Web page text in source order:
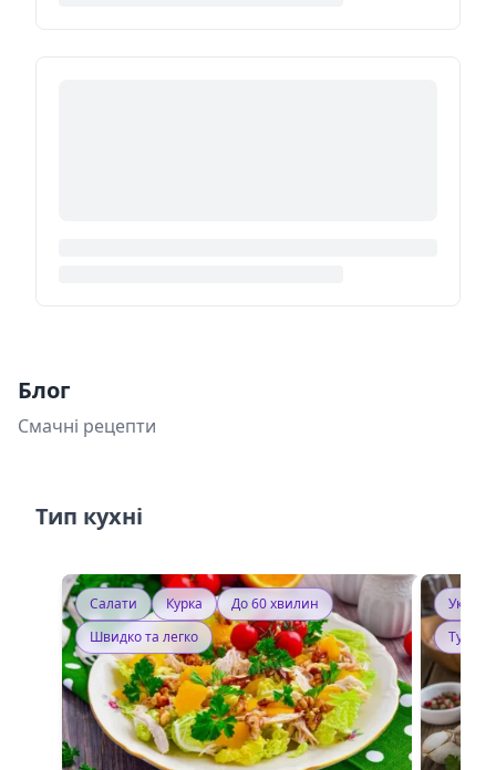
Блог
Смачні рецепти
Тип кухні
Салати Курка
До 60 хвилин
Швидко та легко